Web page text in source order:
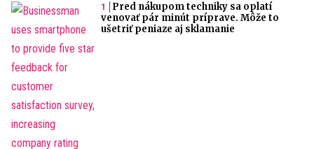
Pred nákupom techniky sa oplatí
venovať pár minút príprave. Môže to
ušetriť peniaze aj sklamanie